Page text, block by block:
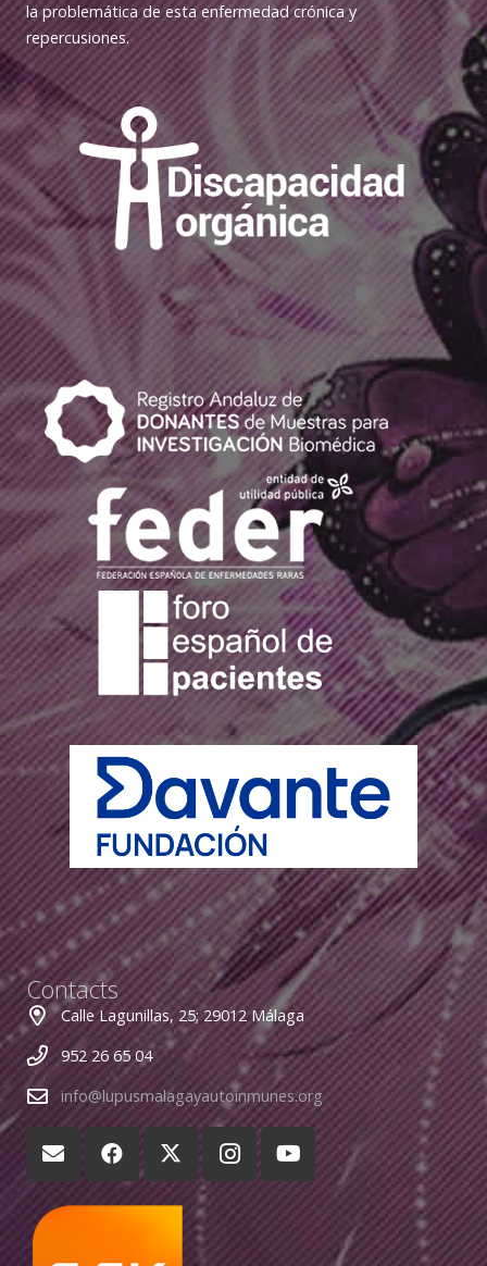
la problemática de esta enfermedad crónica y
repercusiones.
Contacts
Calle Lagunillas, 25; 29012 Málaga
952 26 65 04
info@lupusmalagayautoinmunes.org